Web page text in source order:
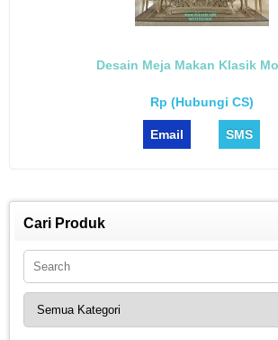
Desain Meja Makan Klasik
Rp (Hubungi CS)
Email SMS
Cari Produk